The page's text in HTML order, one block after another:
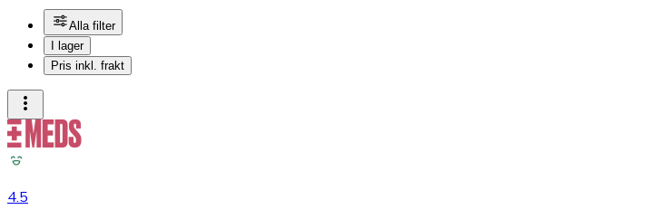
Alla filter
I lager
Pris inkl. frakt
4.5